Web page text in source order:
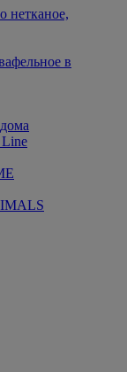
нетканое,
в
Line